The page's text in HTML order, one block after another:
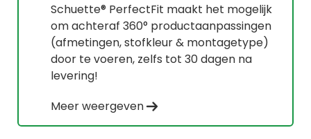
Schuette® PerfectFit maakt het mogelijk
om achteraf 360° productaanpassingen
(afmetingen, stofkleur & montagetype)
door te voeren, zelfs tot 30 dagen na
levering!
Meer weergeven